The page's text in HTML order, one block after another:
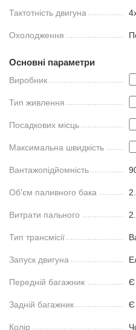
Тактотність двигуна
Охолодження
Основні параметри
Виробник
Тип живлення
Посадкових місць
Максимальна швидкість
Вантажопідйомність
Об'єм паливного бака
Витрати пального
Тип трансмісії
Запуск двигуна
Передній багажник Є
Задній багажник Є
Колір